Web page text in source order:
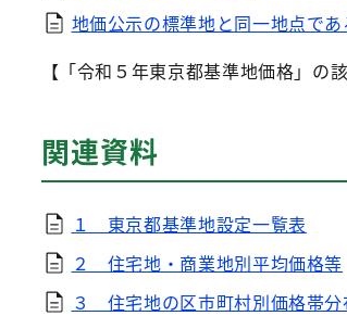
地価公示の標準地と同一地点で
【「令和５年東京都基準地価格」の
関連資料
１ 東京都基準地設定一覧表
２ 住宅地・商業地別平均価格等
３ 住宅地の区市町村別価格帯分